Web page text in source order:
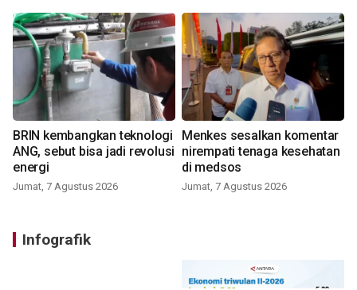
BRIN kembangkan teknologi
ANG, sebut bisa jadi revolusi
energi
Jumat, 7 Agustus 2026
Menkes sesalkan komentar
nirempati tenaga kesehatan
di medsos
Jumat, 7 Agustus 2026
Infografik